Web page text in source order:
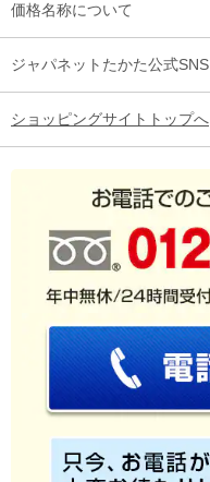
価格名称について
ジャパネットたかた公式SNS
ショッピングサイトトップへ